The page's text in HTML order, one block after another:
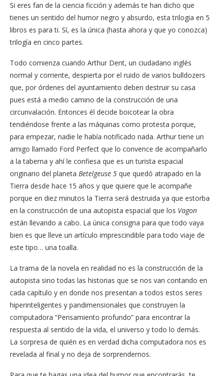
Si eres fan de la ciencia ficción y además te han dicho que
tienes un sentido del humor negro y absurdo, esta trilogia en 5
libros es para ti. Sí, es la única (hasta ahora y que yo conozca)
trilogía en cinco partes.
Todo comienza cuando Arthur Dent, un ciudadano inglés
normal y corriente, despierta por el ruido de varios bulldozers
que, por órdenes del ayuntamiento deben destruir su casa
pues está a medio camino de la construcción de una
circunvalación. Entonces él decide boicotear la obra
tendiéndose frente a las máquinas como protesta porque,
para empezar, nadie le había notificado nada. Arthur tiene un
amigo llamado Ford Perfect que lo convence de acompañarlo
a la taberna y ahí le confiesa que es un turista espacial
originario del planeta Betelgeuse 5 que quedó atrapado en la
Tierra desde hace 15 años y que quiere que le acompañe
porque en diez minutos la Tierra será destruida ya que estorba
en la construcción de una autopista espacial que los Vagon
están llevando a cabo. La única consigna para que todo vaya
bien es que lleve un artículo imprescindible para todo viaje de
este tipo… una toalla.
La trama de la novela en realidad no es la construcción de la
autopista sino todas las historias que se nos van contando en
cada capítulo y en donde nos presentan a todos estos seres
hiperinteligentes y pandimensionales que construyen la
computadora “Pensamiento profundo” para encontrar la
respuesta al sentido de la vida, el universo y todo lo demás.
La sorpresa de quién es en verdad dicha computadora nos es
revelada al final y no deja de sorprendernos.